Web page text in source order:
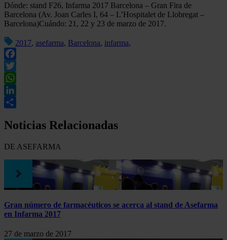
Dónde: stand F26, Infarma 2017 Barcelona – Gran Fira de
Barcelona (Av. Joan Carles I, 64 – L’Hospitalet de Llobregat –
Barcelona)Cuándo: 21, 22 y 23 de marzo de 2017.
2017, asefarma, Barcelona, infarma,
Facebook
Twitter
WhatsApp
LinkedIn
Noticias Relacionadas
DE ASEFARMA
Gran número de farmacéuticos se acerca al stand de Asefarma
en Infarma 2017
27 de marzo de 2017